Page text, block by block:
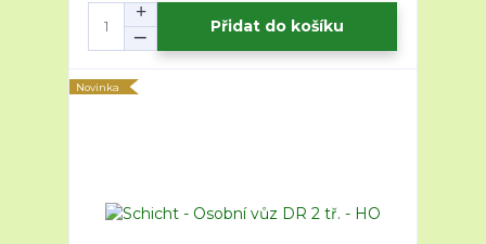
Přidat do košíku
Novinka